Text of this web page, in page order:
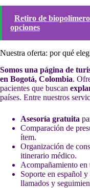
Retiro de
opciones
Nuestra oferta: por qué
Somos una página de
en Bogotá, Colombia.
pacientes que buscan
países. Entre nuestros
Asesoría gratuita
Comparación de
ítem.
Organización de
itinerario médico.
Acompañamiento
Soporte en español
llamados y